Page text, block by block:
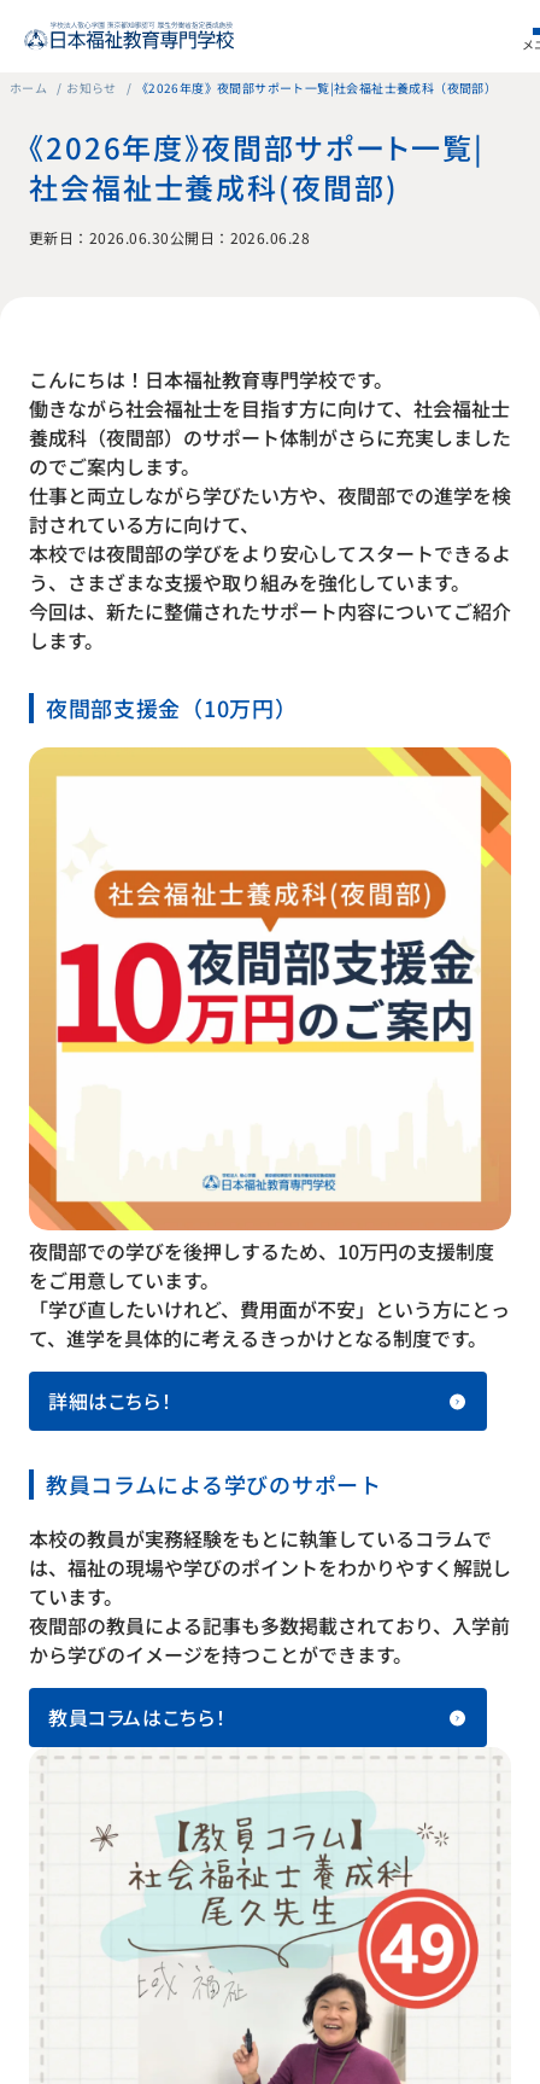
メ
ホーム お知らせ 《2026年度》夜間部サポート一覧|社会福祉士養成科（夜間部）
《2026年度》夜間部サポート一覧|
社会福祉士養成科（夜間部）
更新日：2026.06.30公開日：2026.06.28
こんにちは！日本福祉教育専門学校です。
働きながら社会福祉士を目指す方に向けて、社会福祉士
養成科（夜間部）のサポート体制がさらに充実しました
のでご案内します。
仕事と両立しながら学びたい方や、夜間部での進学を検
討されている方に向けて、
本校では夜間部の学びをより安心してスタートできるよ
う、さまざまな支援や取り組みを強化しています。
今回は、新たに整備されたサポート内容についてご紹介
します。
夜間部支援金（10万円）
夜間部での学びを後押しするため、10万円の支援制度
をご用意しています。
「学び直したいけれど、費用面が不安」という方にとっ
て、進学を具体的に考えるきっかけとなる制度です。
詳細はこちら！
教員コラムによる学びのサポート
本校の教員が実務経験をもとに執筆しているコラムで
は、福祉の現場や学びのポイントをわかりやすく解説し
ています。
夜間部の教員による記事も多数掲載されており、入学前
から学びのイメージを持つことができます。
教員コラムはこちら！